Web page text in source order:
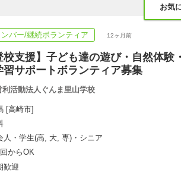
お気
ンバー/継続ボランティア 12ヶ月前
校支援】子ども達の遊び・自然体験
習サポートボランティア募集
利活動法人ぐんま里山学校
[高崎市]
人・学生(高, 大, 専)・シニア
からOK
歓迎